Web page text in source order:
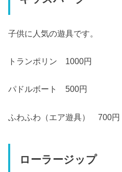
子供に人気の遊具です。
トランポリン 1000円
パドルボート 500円
ふわふわ（エア遊具） 700円
ローラージップ